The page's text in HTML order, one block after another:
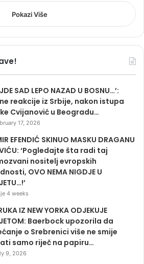
Pokazi Više
SAD LEPO NAZAD U BOSNU…’:
reakcije iz Srbije, nakon istupa
Cvijanović u Beogradu…
17, 2026
EFENDIĆ SKINUO MASKU DRAGANU
‘Pogledajte šta radi taj
nositelj evropskih
OVO NEMA NIGDJE U
4 weeks
IZ NEW YORKA ODJEKUJE
Baerbock upozorila da
o Srebrenici više ne smije
samo riječ na papiru…
9, 2026